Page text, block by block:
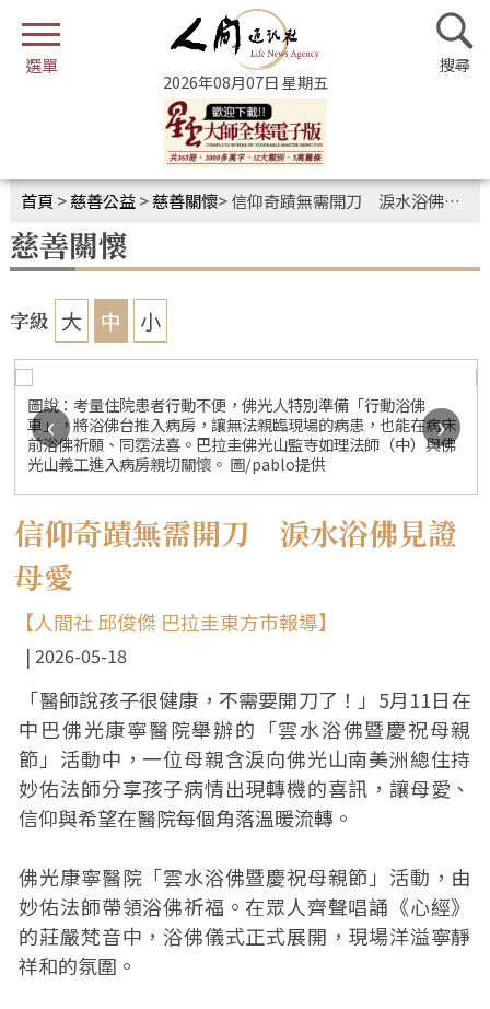
2026年08月07日 星期五
首頁 >慈善公益>慈善關懷>信仰奇蹟無需開刀 淚水浴佛見證母愛
慈善關懷
字級 大 中 小
圖說：考量住院患者行動不便，佛光人特別準備「行動浴佛
車」，將浴佛台推入病房，讓無法親臨現場的病患，也能在病床
前浴佛祈願、同霑法喜。巴拉圭佛光山監寺如理法師（中）與佛
光山義工進入病房親切關懷。 圖/pablo提供
‹ ›
信仰奇蹟無需開刀 淚水浴佛見證
母愛
【人間社 邱俊傑 巴拉圭東方市報導】
2026-05-18
「醫師說孩子很健康，不需要開刀了！」5月11日在
中巴佛光康寧醫院舉辦的「雲水浴佛暨慶祝母親
節」活動中，一位母親含淚向佛光山南美洲總住持
妙佑法師分享孩子病情出現轉機的喜訊，讓母愛、
信仰與希望在醫院每個角落溫暖流轉。
佛光康寧醫院「雲水浴佛暨慶祝母親節」活動，由
妙佑法師帶領浴佛祈福。在眾人齊聲唱誦《心經》
的莊嚴梵音中，浴佛儀式正式展開，現場洋溢寧靜
祥和的氛圍。